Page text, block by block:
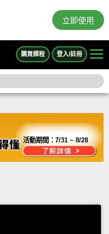
立即使用
購買課程 登入/註冊
活動期間：7/31 ~ 8/28